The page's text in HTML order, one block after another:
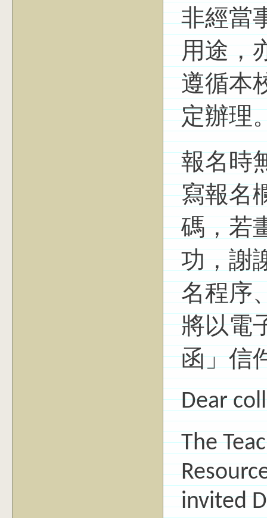
非經當
用途，
遵循本
定辦理
報名時
寫報名
碼，若
功，謝
名程序
將以電
函」信
Dear
The
invited